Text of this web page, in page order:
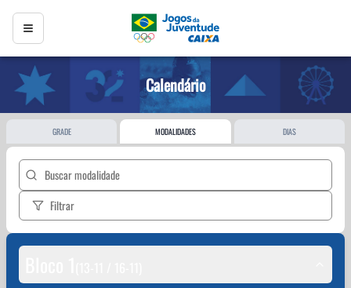
Calendário
GRADE MODALIDADES DIAS
Filtrar